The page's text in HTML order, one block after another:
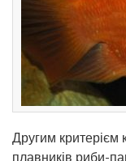
Другим критерієм
плавників риби-